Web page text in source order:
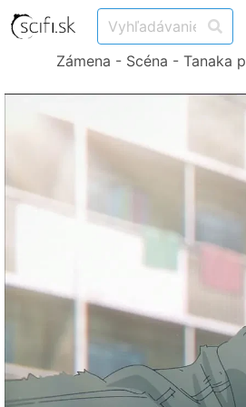
Zámena - Scéna - Tanaka